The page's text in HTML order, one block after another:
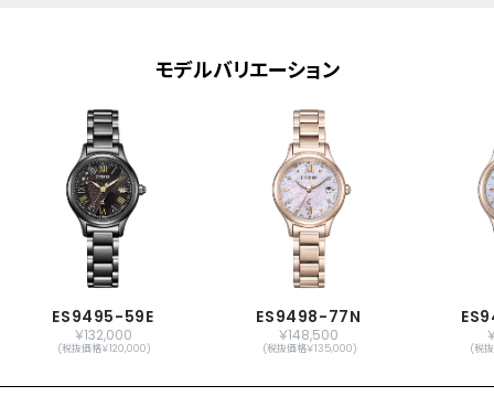
ワールドタイム機能(24時差)
パーフェックス(JIS1種耐磁、衝撃検知機
能、針自動補正機能)
シンプルアジャスト
メーカー保証
国際保証3年間(購入後1年以内にMY
モデルバリエーション
ES9495-59E
￥132,000
(税抜価格￥120,000)
ES9498-77N
￥148,500
(税抜価格￥135,000) (税